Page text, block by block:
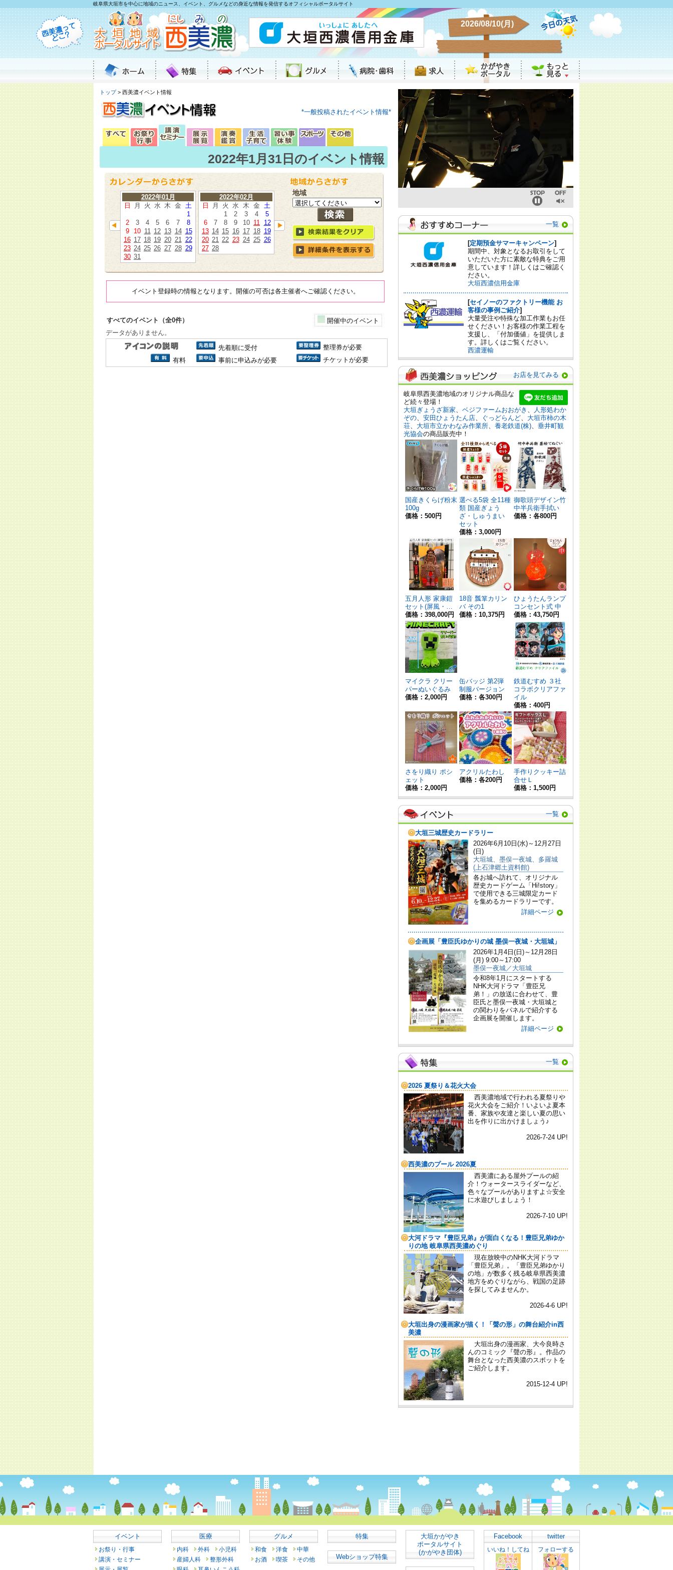
岐阜県大垣市を中心に地域のニュース、イベント、グルメなどの身近な情報を発信するオフィシャルポータルサイト
2026/08/10(月)
トップ> 西美濃イベント情報
*一般投稿されたイベント情報*
2022年1月31日のイベント情報
2022年01月
日
月 火 水 木 金 土
1
2
3 4 5 6 7
8
9
10 11 12 13 14 15
16 17 18 19 20 21 22
23 24 25 26 27 28 29
30 31
2022年02月
日
月 火 水 木 金 土
1
2 3 4
5
6
7 8 9 10 11 12
13 14 15 16 17 18 19
20 21 22 23 24 25 26
27 28
地域
イベント登録時の情報となります。開催の可否は各主催者へご確認ください。
すべてのイベント（全0件）
開催中のイベント
データがありません。
先着順に受付
整理券が必要
有料
事前に申込みが必要 チケットが必要
イベント
お祭り・行事
講演・セミナー
医療
内科 外科
小児科
産婦人科
整形外科
グルメ
和食 洋食
中華
お酒
喫茶 その他
特集
Webショップ特集
大垣かがやき
ポータルサイト
(かがやき団体)
Facebook
いいね！してね
twitter
フォローする